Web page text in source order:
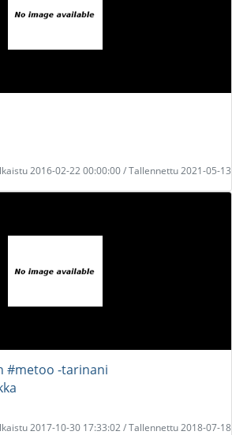
2016-02-22 00:00:00 / Tallennettu 2021-05-13
#metoo -tarinani
2017-10-30 17:33:02 / Tallennettu 2018-07-18